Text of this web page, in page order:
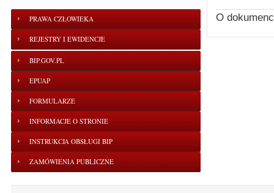
PRAWA CZŁOWIEKA
REJESTRY I EWIDENCJE
BIP.GOV.PL
EPUAP
FORMULARZE
INFORMACJE O STRONIE
INSTRUKCJA OBSŁUGI BIP
ZAMÓWIENIA PUBLICZNE
O